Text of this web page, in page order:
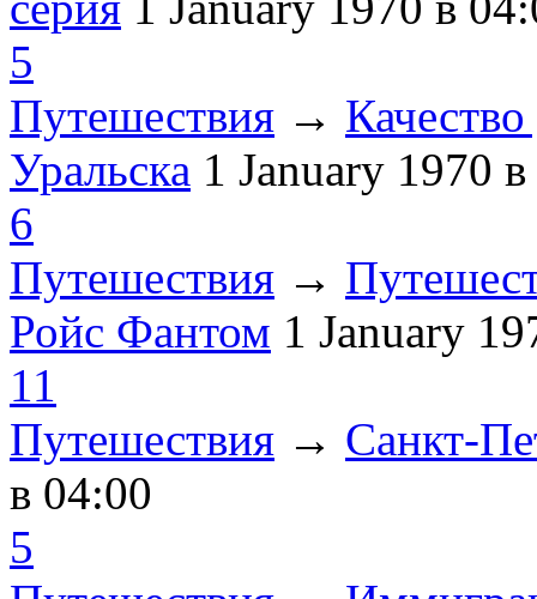
5
Путешествия →
Уральска 1 January 1970
6
Путешествия →
Ройс Фантом 1 January
11
Путешествия → Санкт-
в 04:00
5